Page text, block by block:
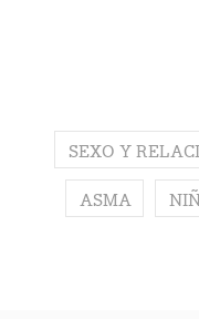
SEXO Y
ASMA